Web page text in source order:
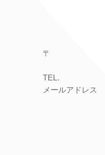
〒
TEL.
メールアドレス